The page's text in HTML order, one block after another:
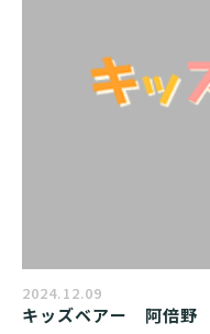
2024.12.09
キッズベアー　阿倍野